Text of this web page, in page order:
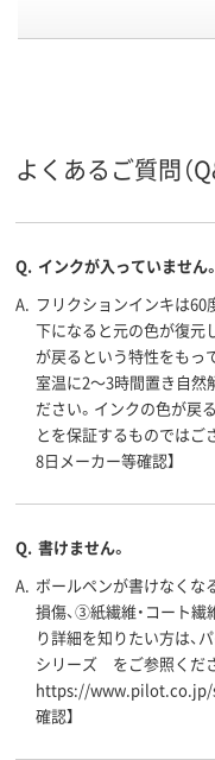
アスクル
よくあるご質問（
Q. インクが入っていません。
A. フリクションインキは60
下になると元の色が復元
が戻るという特性をもっ
室温に2～3時間置き自然
ださい。インクの色が戻
とを保証するものではご
8日メーカー等確認】
Q. 書けません。
A. ボールペンが書けなくな
損傷、③紙繊維・コート繊
り詳細を知りたい方は
シリーズ をご参照くださ
https://www.pilot.co.jp/
確認】